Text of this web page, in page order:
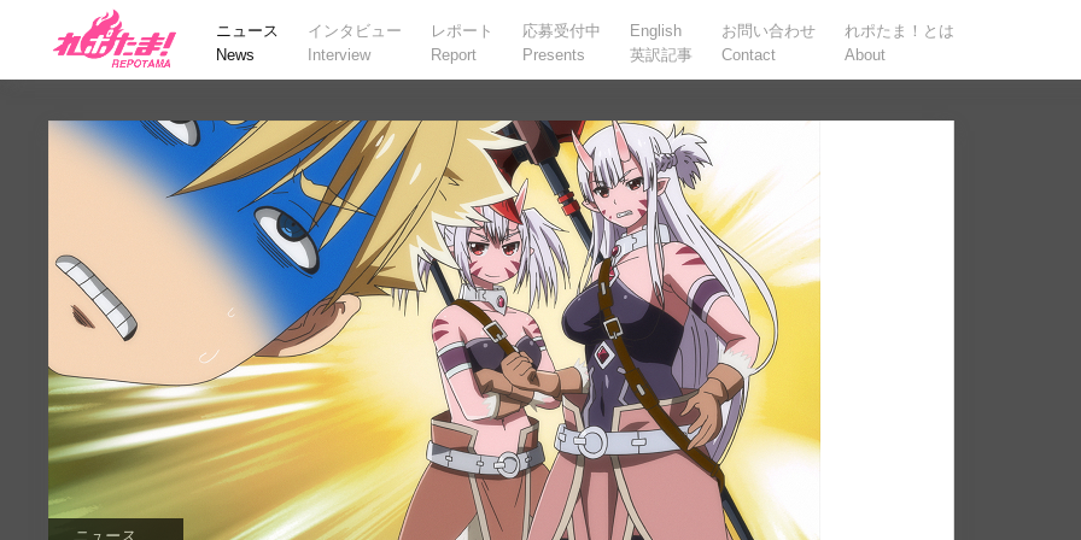
ニュース
News
インタビュー
Interview
レポート
Report
応募受付中
Presents
English
英訳記事
お問い合わせ
Contact
れポたま！とは
About
ニュース